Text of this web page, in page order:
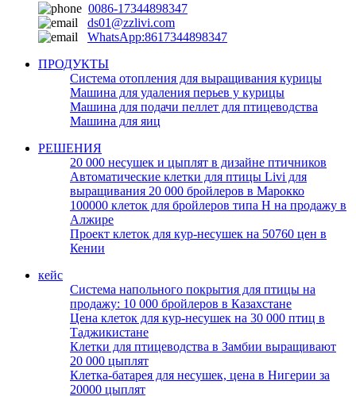
0086-17344898347
ds01@zzlivi.com
WhatsApp:8617344898347
ПРОДУКТЫ
Система отопления для выращивания курицы
Машина для удаления перьев у курицы
Машина для подачи пеллет для птицеводства
Машина для яиц
РЕШЕНИЯ
20 000 несушек и цыплят в дизайне птичников
Автоматические клетки для птицы Livi для
выращивания 20 000 бройлеров в Марокко
100000 клеток для бройлеров типа H на продажу в
Алжире
Проект клеток для кур-несушек на 50760 цен в
Кении
кейс
Система напольного покрытия для птицы на
продажу: 10 000 бройлеров в Казахстане
Цена клеток для кур-несушек на 30 000 птиц в
Таджикистане
Клетки для птицеводства в Замбии выращивают
20 000 цыплят
Клетка-батарея для несушек, цена в Нигерии за
20000 цыплят